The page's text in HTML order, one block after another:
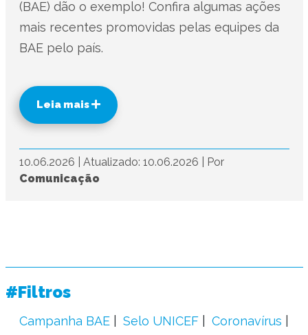
(BAE) dão o exemplo! Confira algumas ações
mais recentes promovidas pelas equipes da
BAE pelo país.
Leia mais
10.06.2026 Atualizado: 10.06.2026
Por
Comunicação
#Filtros
Campanha BAE Selo UNICEF
Coronavírus